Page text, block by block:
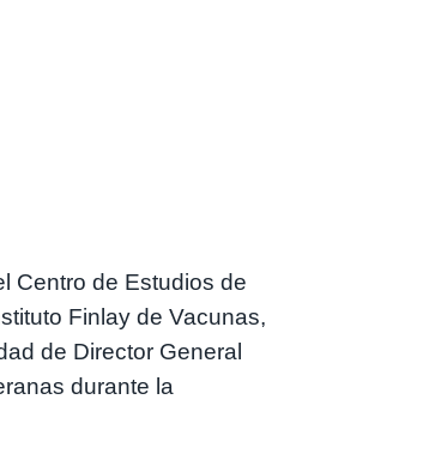
Centro de Estudios de
Finlay de Vacunas,
de Director General
durante la